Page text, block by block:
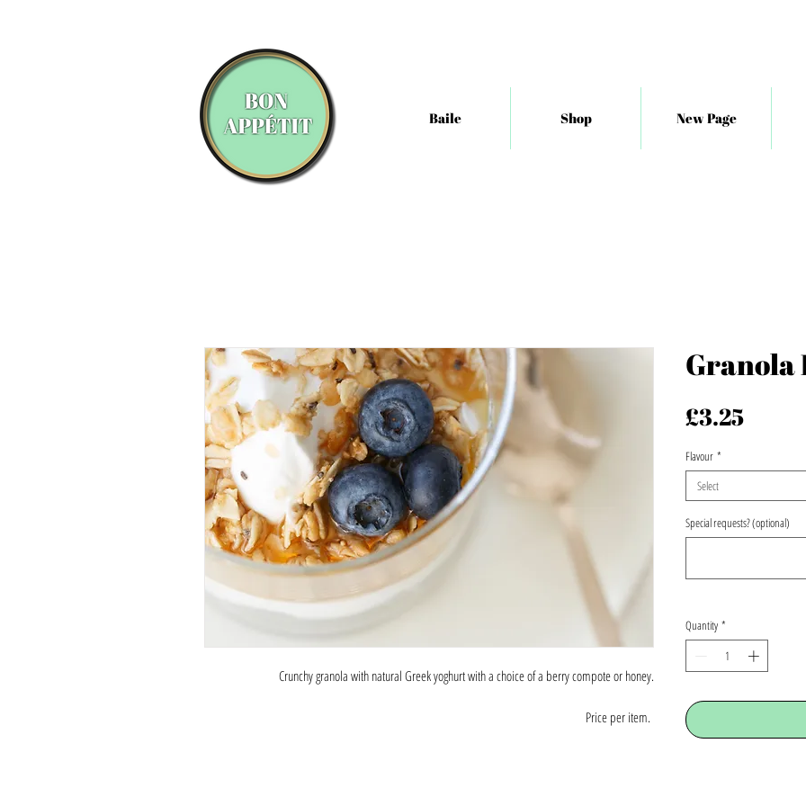
Baile Shop New Page
Crunchy granola with natural Greek yoghurt with a choice of a berry compote or honey.
Price per item.
Granola
£3.25Price
Flavour *
Select
Special requests? (optional)
Quantity *